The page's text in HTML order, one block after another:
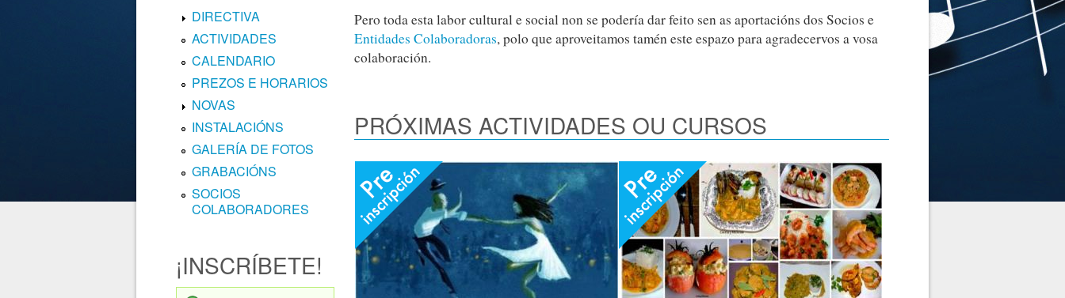
DIRECTIVA
ACTIVIDADES
CALENDARIO
PREZOS E HORARIOS
NOVAS
INSTALACIÓNS
GALERÍA DE FOTOS
GRABACIÓNS
SOCIOS
COLABORADORES
¡INSCRÍBETE!
Pero toda esta labor cultural e social non se podería dar feito sen as aportacións dos Socios e
Entidades Colaboradoras, polo que aproveitamos tamén este espazo para agradecervos a vosa
colaboración.
PRÓXIMAS ACTIVIDADES OU CURSOS
Preinscripción
aberta
Preinscripción
aberta